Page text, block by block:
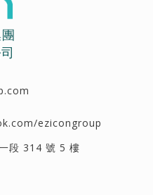
ezicongroup
段 314 號 5 樓